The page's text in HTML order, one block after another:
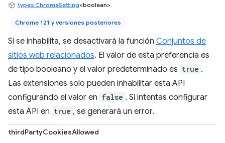
types.ChromeSetting<boolean>
Chrome 121 y versiones posteriores
Si se inhabilita, se desactivará la función Conjuntos de
sitios web relacionados. El valor de esta preferencia es
de tipo booleano y el valor predeterminado es true .
Las extensiones solo pueden inhabilitar esta API
configurando el valor en false . Si intentas configurar
esta API en true , se generará un error.
thirdPartyCookiesAllowed